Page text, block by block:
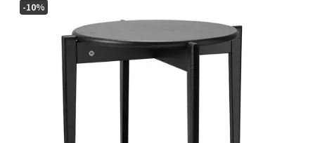
-10%